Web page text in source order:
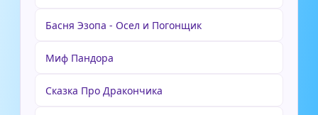
Басня Эзопа - Осел и Погонщик
Миф Пандора
Сказка Про Дракончика